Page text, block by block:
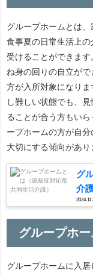
グループホームとは、
食事夏の日常生活上
受けることができま
ね身の回りの自立が
方が入所対象になり
し難しい状態でも、
ることが合う方もい
ープホームの方が自
大切にする傾向があり
グ
介護
グループホ
グループホームに入